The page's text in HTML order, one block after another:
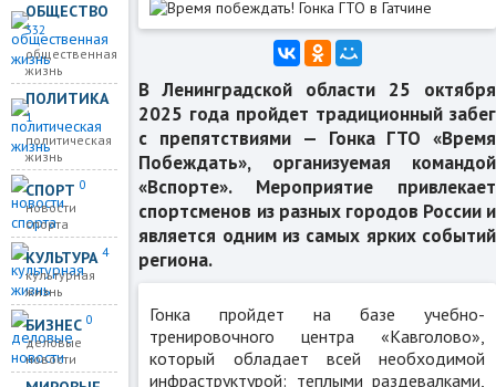
ОБЩЕСТВО
332
общественная
жизнь
ПОЛИТИКА
1
политическая
жизнь
СПОРТ0
новости
спорта
КУЛЬТУРА4
культурная
жизнь
БИЗНЕС0
деловые
новости
В Ленинградской области 25 октября
2025 года пройдет традиционный забег
с препятствиями — Гонка ГТО «Время
Побеждать», организуемая командой
«Вспорте». Мероприятие привлекает
спортсменов из разных городов России и
является одним из самых ярких событий
региона.
Гонка пройдет на базе учебно-
тренировочного центра «Кавголово»,
который обладает всей необходимой
инфраструктурой: теплыми раздевалками,